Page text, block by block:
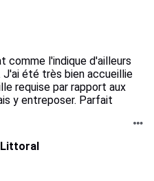
comme l'indique d'ailleurs
J'ai été très bien accueillie
requise par rapport aux
y entreposer. Parfait
Littoral